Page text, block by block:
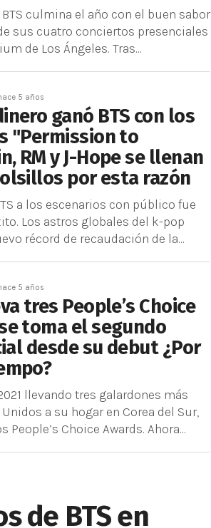
culmina el año con el buen sabor
sus cuatro conciertos presenciales
de Los Ángeles. Tras...
5 años
ganó BTS con los
"Permission to
RM y J-Hope se llenan
por esta razón
a los escenarios con público fue
Los astros globales del k-pop
récord de recaudación de la...
5 años
tres People’s Choice
toma el segundo
desde su debut ¿Por
llevando tres galardones más
a su hogar en Corea del Sur,
People’s Choice Awards. Ahora...
de BTS en